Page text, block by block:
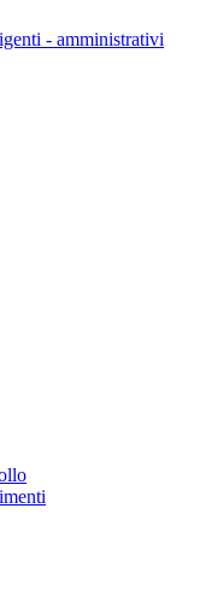
- amministrativi